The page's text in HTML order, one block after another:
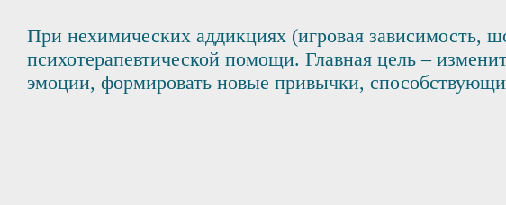
При нехимических аддикциях (игровая зависимость,
психотерапевтической помощи. Главная цель –
эмоции, формировать новые привычки,